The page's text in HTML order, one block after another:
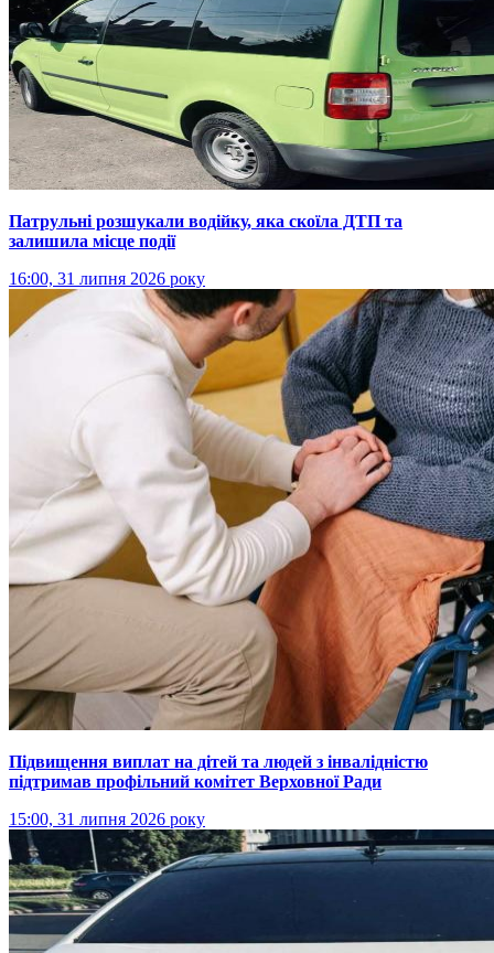
Патрульні розшукали водійку, яка скоїла ДТП та
залишила місце події
16:00, 31 липня 2026 року
Підвищення виплат на дітей та людей з інвалідністю
підтримав профільний комітет Верховної Ради
15:00, 31 липня 2026 року